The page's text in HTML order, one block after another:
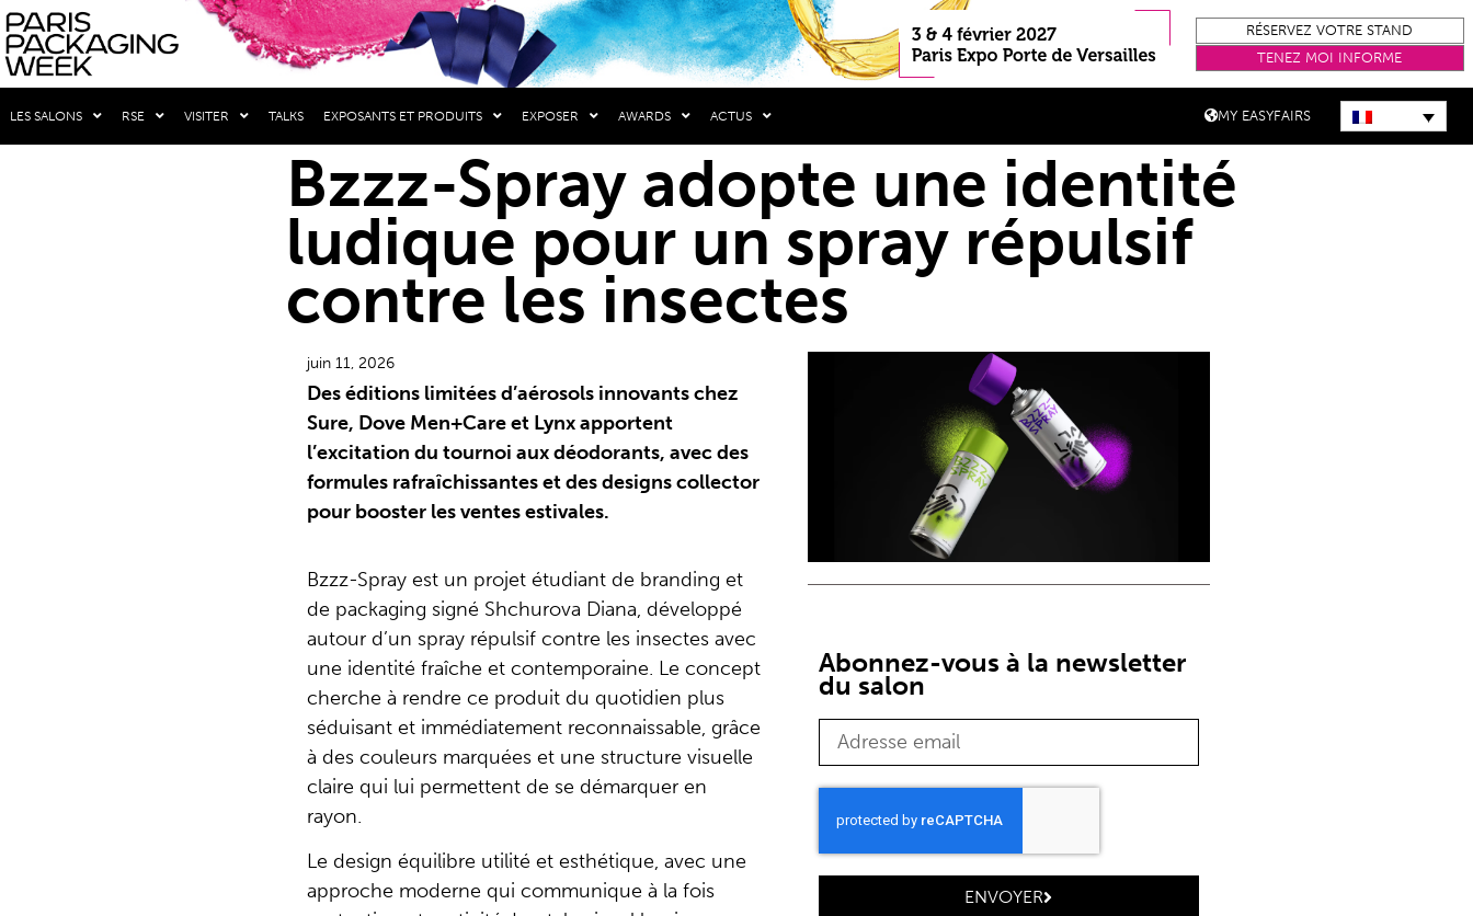
RÉSERVEZ VOTRE STAND
TENEZ MOI INFORME
LES SALONS RSE VISITER TALKS EXPOSANTS ET PRODUITS EXPOSER AWARDS ACTUS MY EASYFAIRS
Bzzz-Spray adopte une identité
ludique pour un spray répulsif
contre les insectes
juin 11, 2026
Des éditions limitées d’aérosols innovants chez
Sure, Dove Men+Care et Lynx apportent
l’excitation du tournoi aux déodorants, avec des
formules rafraîchissantes et des designs collector
pour booster les ventes estivales.
Bzzz-Spray est un projet étudiant de branding et
de packaging signé Shchurova Diana, développé
autour d’un spray répulsif contre les insectes avec
une identité fraîche et contemporaine. Le concept
cherche à rendre ce produit du quotidien plus
séduisant et immédiatement reconnaissable, grâce
à des couleurs marquées et une structure visuelle
claire qui lui permettent de se démarquer en
rayon.
Le design équilibre utilité et esthétique, avec une
approche moderne qui communique à la fois
Abonnez-vous à la newsletter
du salon
ENVOYER